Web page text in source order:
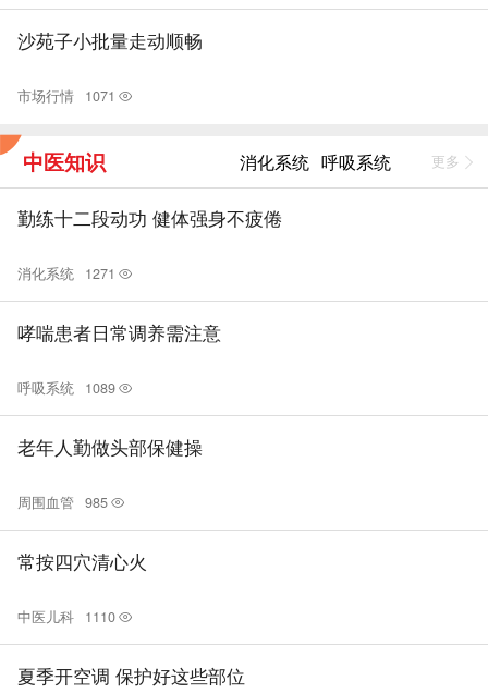
沙苑子小批量走动顺畅
市场行情 1071
中医知识 消化系统 呼吸系统 更多
勤练十二段动功 健体强身不疲倦
消化系统 1271
哮喘患者日常调养需注意
呼吸系统 1089
老年人勤做头部保健操
周围血管 985
常按四穴清心火
中医儿科 1110
夏季开空调 保护好这些部位